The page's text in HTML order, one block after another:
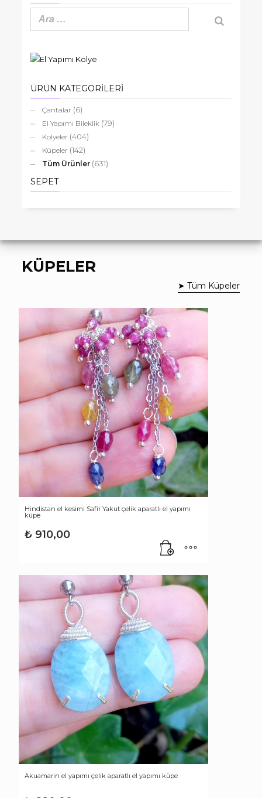
küpe
ÜRÜN KATEGORİLERİ
Çantalar (6)
El Yapımı Bileklik (79)
Kolyeler (404)
Küpeler (142)
Tüm Ürünler (631)
SEPET
KÜPELER
➤ Tüm Küpeler
Hindistan el kesimi Safir Yakut çelik aparatlı el yapımı
küpe
₺ 910,00
Akuamarin el yapımı çelik aparatlı el yapımı küpe